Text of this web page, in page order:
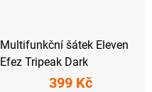
Multifunkční šátek Eleven
Efez Tripeak Dark
399 Kč